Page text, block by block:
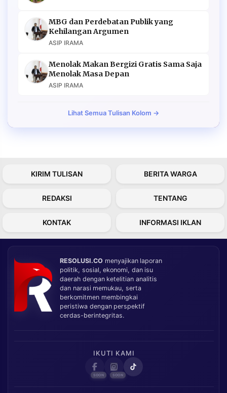
MBG dan Perdebatan Publik yang
Kehilangan Argumen
ASIP IRAMA
Menolak Makan Bergizi Gratis Sama Saja
Menolak Masa Depan
ASIP IRAMA
Lihat Semua Tulisan Kolom →
KIRIM TULISAN BERITA WARGA
REDAKSI TENTANG
KONTAK INFORMASI IKLAN
RESOLUSI.CO menyajikan laporan
politik, sosial, ekonomi, dan isu
daerah dengan ketelitian analitis
dan narasi memukau, serta
berkomitmen membingkai
peristiwa dengan perspektif
cerdas-berintegritas.
IKUTI KAMI